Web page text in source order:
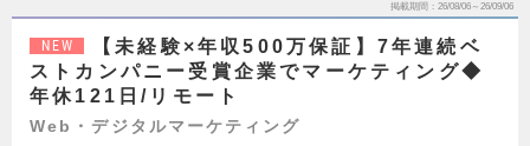
掲載期間 26/08/06～26/09/06
NEW
【未経験×年収500万保証】7年連続ベ
ストカンパニー受賞企業でマーケティング◆
年休121日/リモート
Web・デジタルマーケティング